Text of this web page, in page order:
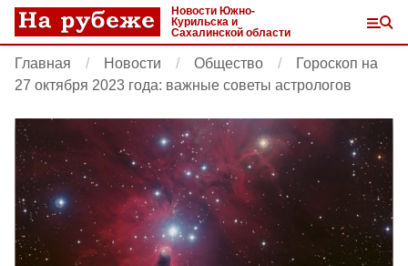
Новости Южно-
Курильска и
Сахалинской области
Главная Новости Общество
Гороскоп на
27 октября 2023 года: важные советы астрологов